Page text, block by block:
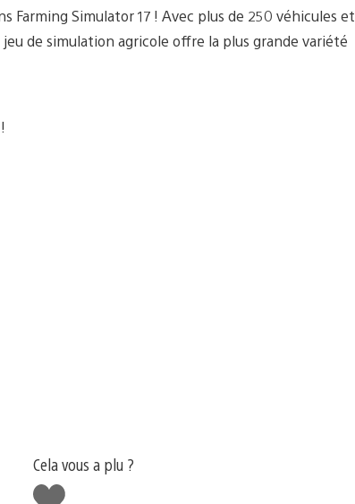
Farming Simulator 17 ! Avec plus de 250 véhicules et
de simulation agricole offre la plus grande variété
Cela vous a plu ?
J'aime